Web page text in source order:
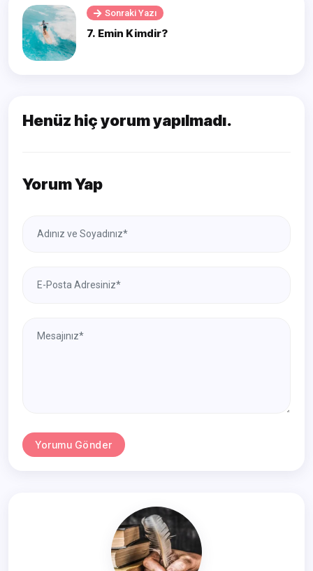
Sonraki Yazı
7. Emin Kimdir?
Henüz hiç yorum yapılmadı.
Yorum Yap
Yorumu Gönder